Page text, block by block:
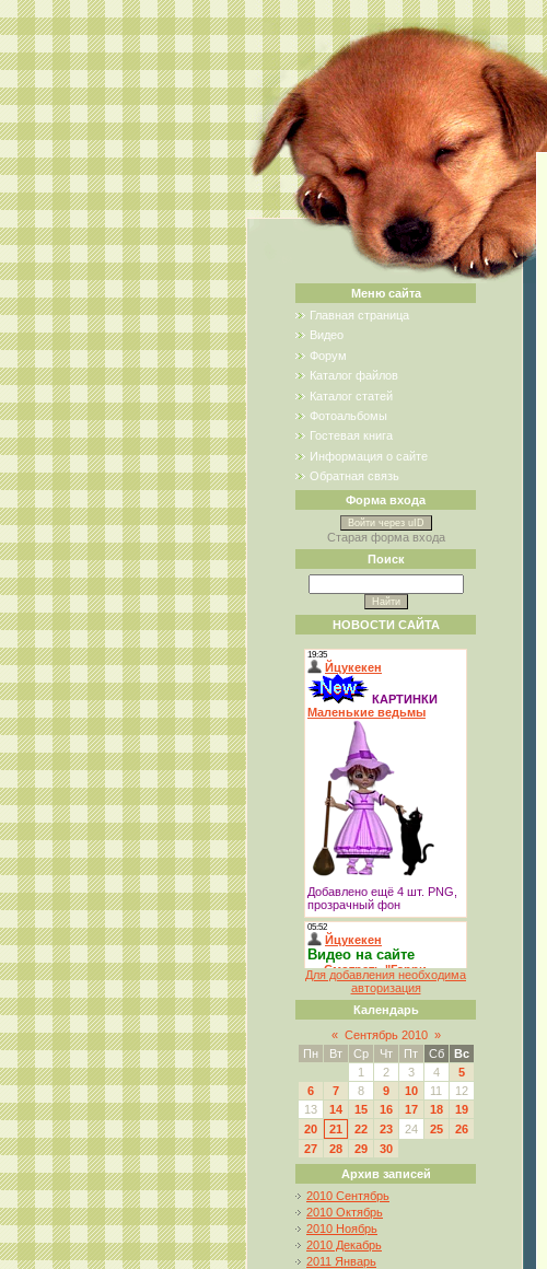
Меню сайта
Главная страница
Видео
Форум
Каталог файлов
Каталог статей
Фотоальбомы
Гостевая книга
Информация о сайте
Обратная связь
Форма входа
Войти через uID
Старая форма входа
Поиск
НОВОСТИ САЙТА
Для добавления необходима
авторизация
Календарь
« Сентябрь 2010 »
Пн
Вт Ср Чт Пт Сб
Вс
1
2 3 4
5
6
7 8 9 10 11
12
13
14 15 16 17 18
19
20
21 22 23 24 25
26
27
28 29
30
Архив записей
2010 Сентябрь
2010 Октябрь
2010 Ноябрь
2010 Декабрь
2011 Январь